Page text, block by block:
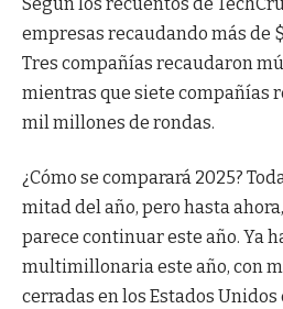
empresas recaudando más de
Tres compañías recaudaron
mientras que siete compañías
mil millones de rondas.
¿Cómo se comparará 2025?
mitad del año, pero hasta
parece continuar este año. Ya
multimillonaria este año, con
cerradas en los Estados